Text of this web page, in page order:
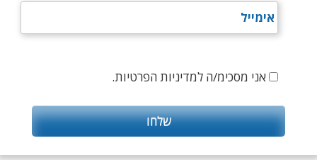
אני מסכימ/ה למדיניות הפרטיות.